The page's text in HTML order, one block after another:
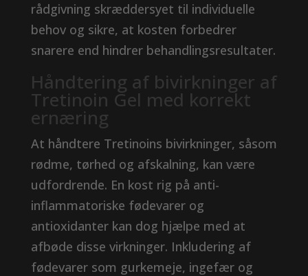
rådgivning skræddersyet til individuelle
behov og sikre, at kosten forbedrer
snarere end hindrer behandlingsresultater.
Håndtering af bivirkninger af
Tretinoin Gel med korrekt
ernæring
At håndtere Tretinoins bivirkninger, såsom
rødme, tørhed og afskalning, kan være
udfordrende. En kost rig på anti-
inflammatoriske fødevarer og
antioxidanter kan dog hjælpe med at
afbøde disse virkninger. Inkludering af
fødevarer som gurkemeje, ingefær og